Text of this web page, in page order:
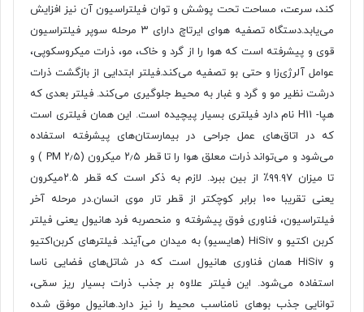
کند، سرعت، مساحت تحت پوشش و توان فیلتراسیون آن نیز افزایش
می‌یابد.دستگاه تصفیه هوای ایرتاچ دارای ۳ مرحله سوپر فیلتراسیون
قوی و پیشرفته است که هوا را از گرد‌ و خاک، مو، ذرات میکروسکوپی،
عوامل آلرژی‌زا و حتی بو تصفیه می‌کند.فیلتر ابتدایی از بازگشت ذرات
درشت نظیر مو و گرد و غبار به محیط جلوگیری می‌کند. فیلتر بعدی که
هپا- H11 نام دارد فیلتری بسیار پیچیده است. این همان فیلتری است
که در اتاق‌های عمل جراحی در بیمارستان‌های پیشرفته استفاده
می‌شود و می‌تواند ذرات معلق هوا را تا قطر ۲٫۵ میکرون (۲٫۵ PM ) و
تا میزان ۹۹.۹۷٪ از بین ببرد. لازم به ذکر است که قطر ۲.۵میکرون
یعنی تقریبا ۱۰۰ برابر کوچکتر از قطر تار موی انسان.در مرحله آخر
فیلتراسیون، فناوری فوق پیشرفته و منحصربه فرد هانیول یعنی فیلتر
کربن اکتیو و HiSiv (هایسیو) به میدان می‌آیند. فیلترهای کربن‌اکتیو
و HiSiv همان فناوری هانیول است که در شاتل‌های فضایی ناسا
استفاده می‌شود. این فیلتر علاوه بر جذب ذرات بسیار ریز سمّی،
توانایی جذب بوهای نامناسب محیط را نیز دارد.هانیول موفق شده